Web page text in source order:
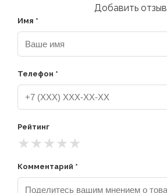
Добавить отзыв
Имя *
Телефон *
Рейтинг
★ ★ ★ ★ ★
Комментарий *